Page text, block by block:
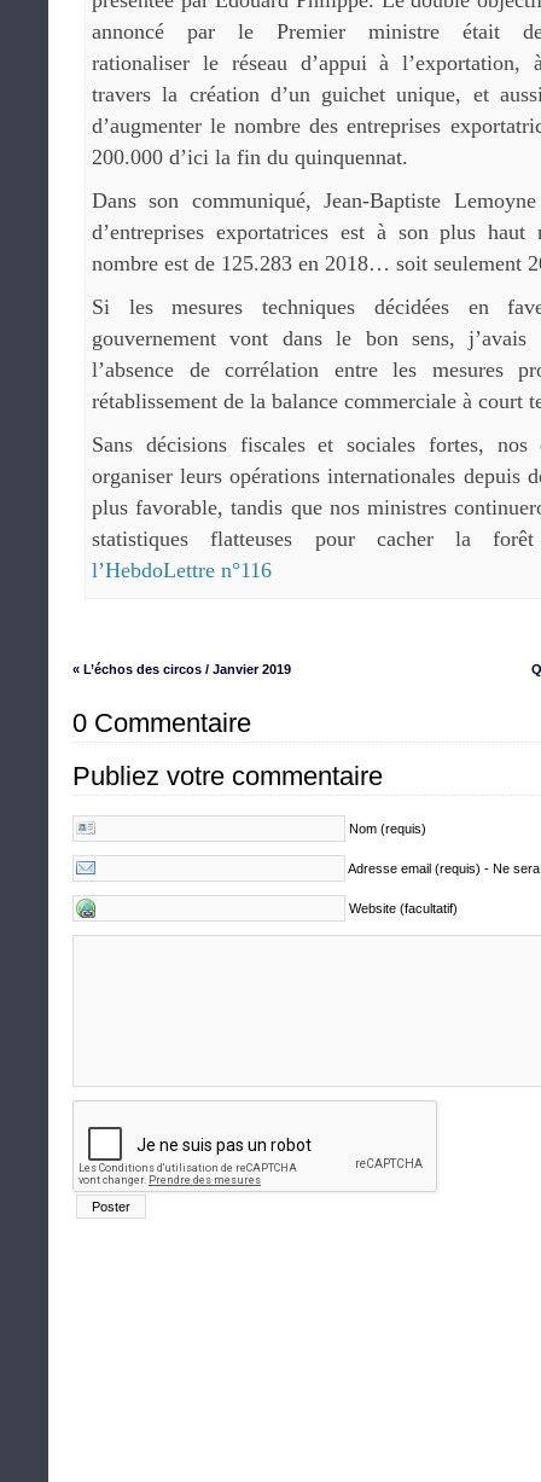
annoncé par le Premier ministre était
rationaliser le réseau d’appui à l’exportation,
travers la création d’un guichet unique, et
d’augmenter le nombre des entreprises
200.000 d’ici la fin du quinquennat.
Dans son communiqué, Jean-Baptiste
d’entreprises exportatrices est à son plus haut
nombre est de 125.283 en 2018… soit seulement
Si les mesures techniques décidées en
gouvernement vont dans le bon sens, j’avais
l’absence de corrélation entre les mesures
rétablissement de la balance commerciale à court
Sans décisions fiscales et sociales fortes, nos
organiser leurs opérations internationales depuis
plus favorable, tandis que nos ministres
statistiques flatteuses pour cacher la
l’HebdoLettre n°116
« L’échos des circos / Janvier 2019
0 Commentaire
Publiez votre commentaire
Nom (requis)
Adresse email (requis) - Ne
Website (facultatif)